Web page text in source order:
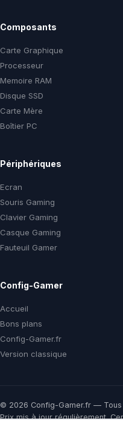
Composants
Carte Graphique
Processeur
Memoire RAM
Disque SSD
Carte Mère
Boîtier PC
Périphériques
Ecran
Souris Gaming
Clavier Gaming
Casque Gaming
Fauteuil Gamer
Config-Gamer
Accueil
Bons plans
Config-Gamer.fr
Version classique
© 2026 Config-Gamer.fr —
Prix mis à jour régulièrement.